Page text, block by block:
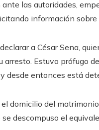
las autoridades,
información sobre
a César Sena,
arresto. Estuvo prófugo
y desde entonces está
domicilio del
se descompuso el